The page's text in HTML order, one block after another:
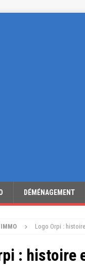
DÉMÉNAGEMENT
IMMO Logo Orpi :
: histoire